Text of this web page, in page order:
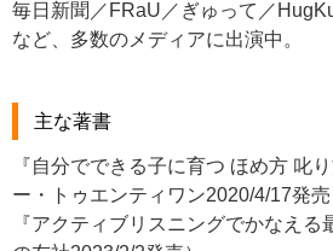
毎日新聞／FRaU／ぎゅって／
など、多数のメディアに出演中。
主な著書
『自分でできる子に育つ ほめ方 叱
ー・トゥエンティワン2020/4/17発売
『アクティブリスニングでかなえ